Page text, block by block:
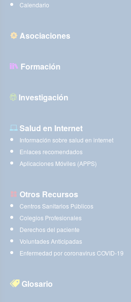
Calendario
Asociaciones
Formación
Investigación
Salud en Internet
Información sobre salud en internet
Enlaces recomendados
Aplicaciones Móviles (APPS)
Otros Recursos
Centros Sanitarios Públicos
Colegios Profesionales
Derechos del paciente
Voluntades Anticipadas
Enfermedad por coronavirus COVID-19
Glosario